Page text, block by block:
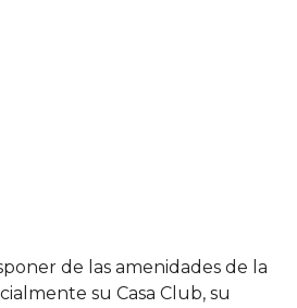
de las amenidades de la
su Casa Club, su